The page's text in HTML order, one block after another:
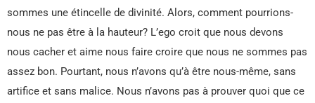
sommes une étincelle de divinité. Alors, comment pourrions-
nous ne pas être à la hauteur? L’ego croit que nous devons
nous cacher et aime nous faire croire que nous ne sommes pas
assez bon. Pourtant, nous n’avons qu’à être nous-même, sans
artifice et sans malice. Nous n’avons pas à prouver quoi que ce